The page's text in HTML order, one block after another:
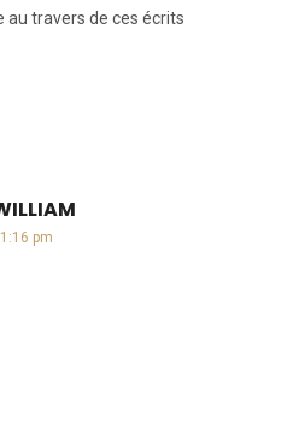
au travers de ces écrits
pm